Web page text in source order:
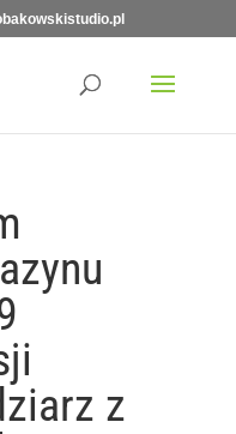
z